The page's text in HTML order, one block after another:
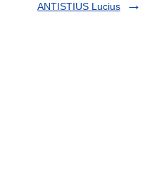
ANTISTIUS Lucius